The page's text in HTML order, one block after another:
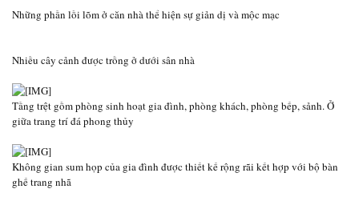
Những phần lồi lõm ở căn nhà thể hiện sự giản dị và mộc mạc
Nhiều cây cảnh được trồng ở dưới sân nhà
Tầng trệt gồm phòng sinh hoạt gia đình, phòng khách, phòng bếp, sảnh. Ở
giữa trang trí đá phong thủy
Không gian sum họp của gia đình được thiết kế rộng rãi kết hợp với bộ bàn
ghế trang nhã